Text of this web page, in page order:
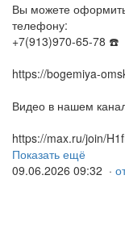
Вы можете
телефону:
+7(913)970-65-78 ☎️
https://bogemiya-
Видео в нашем
https://max.ru/join/
Показать ещё
09.06.2026 09:32 ·